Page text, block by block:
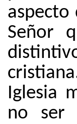
aspecto
Señor
Iglesia
no ser